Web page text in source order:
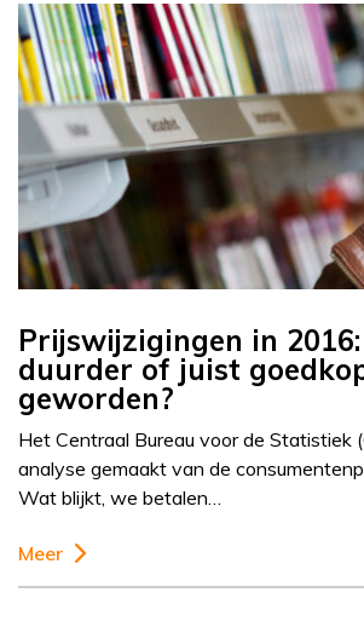
Prijswijzigingen in
duurder of juist
geworden?
Het Centraal Bureau voor de Statistiek
analyse gemaakt van de
Wat blijkt, we betalen…
Meer